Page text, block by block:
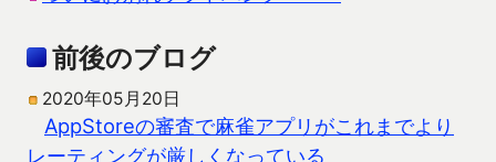
前後のブログ
2020年05月20日
AppStoreの審査で麻雀アプリがこれまでより
レーティングが厳しくなっている